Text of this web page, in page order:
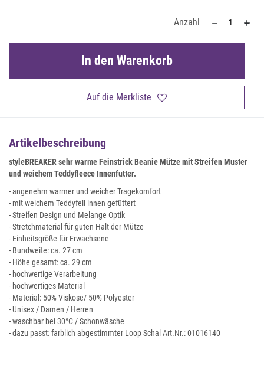
Anzahl
Auf die Merkliste
In den Warenkorb
Artikelbeschreibung
styleBREAKER sehr warme Feinstrick Beanie Mütze mit Streifen Muster
und weichem Teddyfleece Innenfutter.
- angenehm warmer und weicher Tragekomfort
- mit weichem Teddyfell innen gefüttert
- Streifen Design und Melange Optik
- Stretchmaterial für guten Halt der Mütze
- Einheitsgröße für Erwachsene
- Bundweite: ca. 27 cm
- Höhe gesamt: ca. 29 cm
- hochwertige Verarbeitung
- hochwertiges Material
- Material: 50% Viskose/ 50% Polyester
- Unisex / Damen / Herren
- waschbar bei 30°C / Schonwäsche
- dazu passt: farblich abgestimmter Loop Schal Art.Nr.: 01016140